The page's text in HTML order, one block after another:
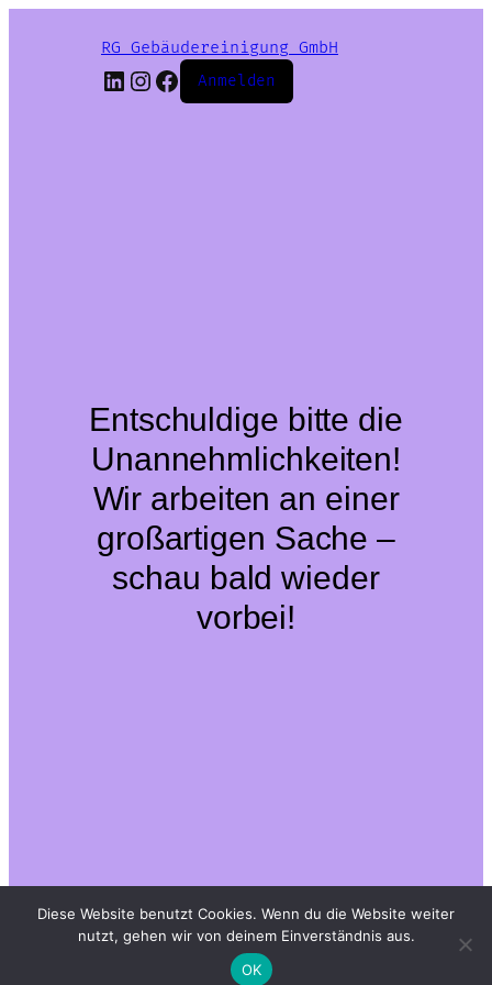
RG Gebäudereinigung GmbH
LinkedIn
Instagram
Facebook
Anmelden
Entschuldige bitte die
Unannehmlichkeiten!
Wir arbeiten an einer
großartigen Sache –
schau bald wieder
vorbei!
Diese Website benutzt Cookies. Wenn du die Website weiter
nutzt, gehen wir von deinem Einverständnis aus.
OK